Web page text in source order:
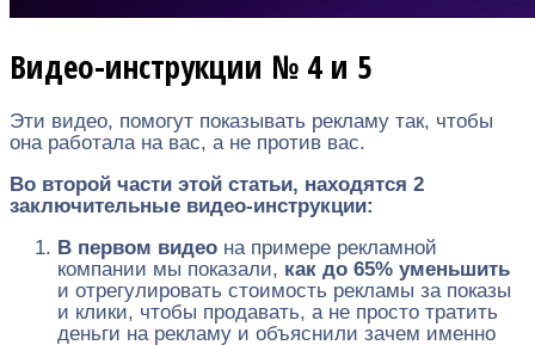
Видео-инструкции № 4 и 5
Эти видео, помогут показывать рекламу так, чтобы
она работала на вас, а не против вас.
Во второй части этой статьи, находятся 2
заключительные видео-инструкции:
В первом видео на примере рекламной
компании мы показали, как до 65% уменьшить
и отрегулировать стоимость рекламы за показы
и клики, чтобы продавать, а не просто тратить
деньги на рекламу и объяснили зачем именно